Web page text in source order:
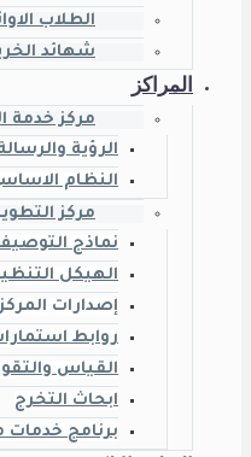
الطلاب الاوائل
شهائد
المراكز
مركز خدمة
الرؤية والرسالة
النظام الاساسي
مركز التطوير
نماذج التوصيف
الهيكل التنظيمي
إصدارات المركز
روابط استمارات
القياس والتقويم
ابحاث التخرج
برنامج خدمات